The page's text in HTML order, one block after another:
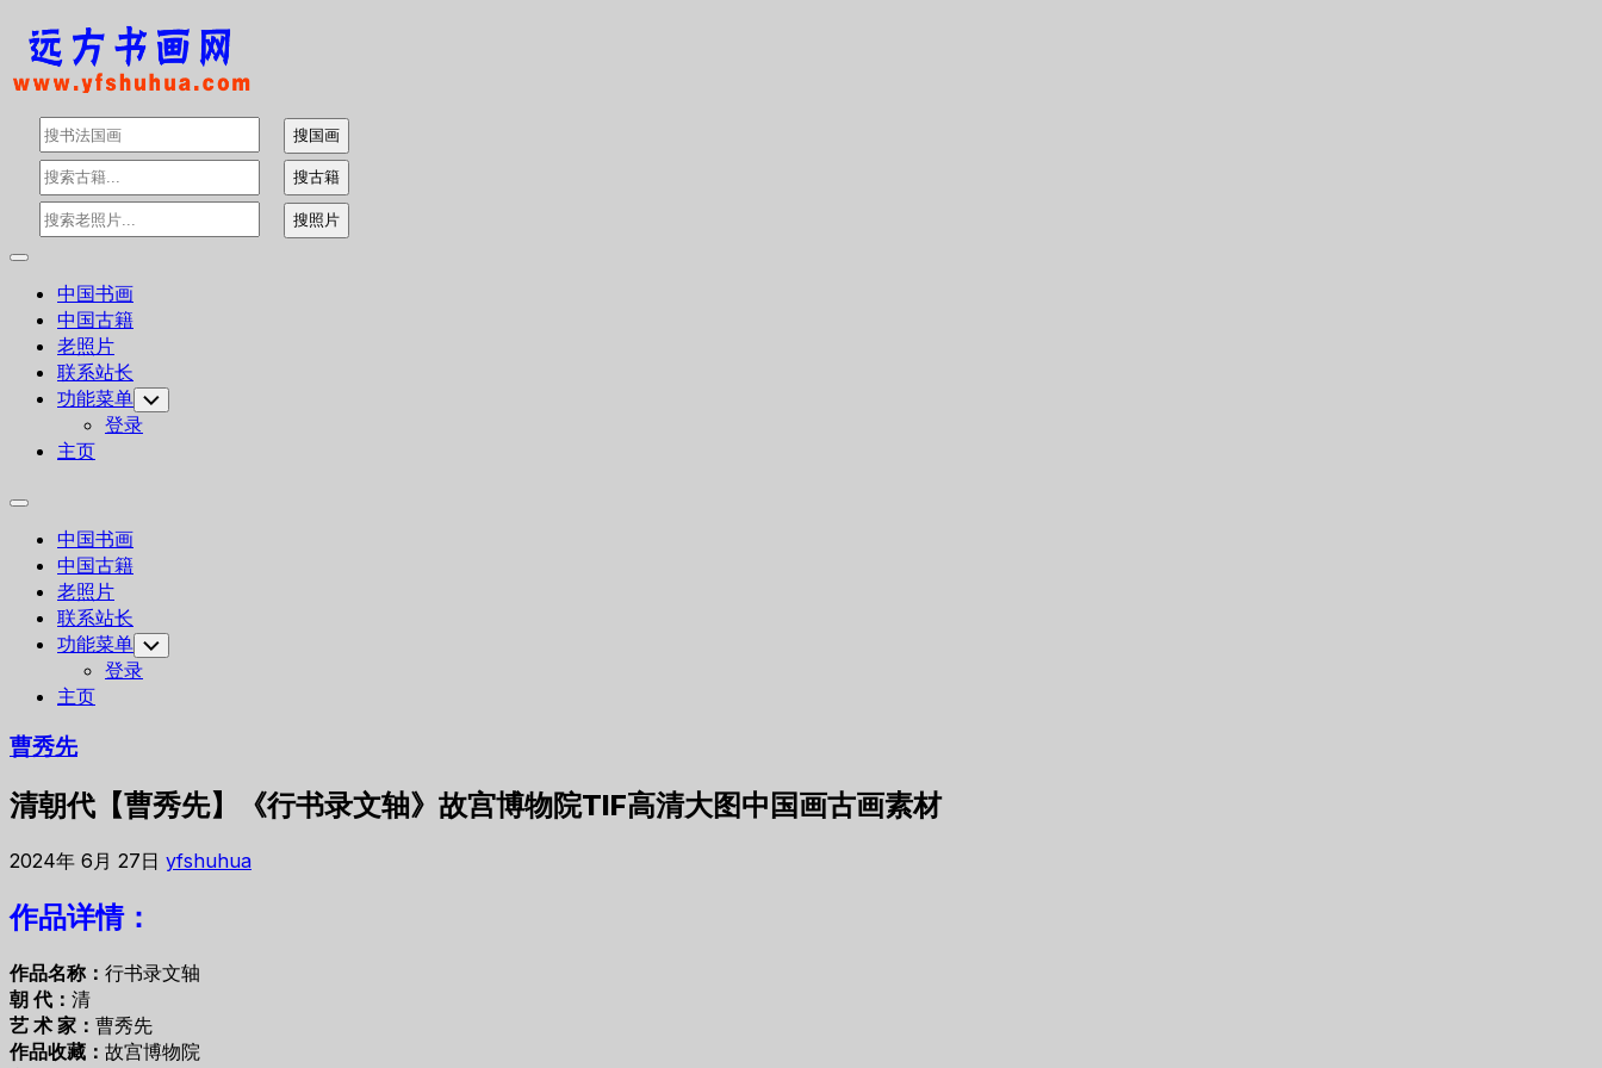
Skip
content
Expand
中国书画
中国古籍
老照片
联系站长
功能菜单 Toggle
Child
Menu
登录
主页
Expand
中国书画
中国古籍
老照片
联系站长
功能菜单 Toggle
Child
Menu
登录
主页
曹秀先
清朝代【曹秀先】《行书录文轴》故宫博物院TIF高清大图中国画古画素材
2024年 6月 27日 yfshuhua
作品详情：
作品名称： 行书录文轴
朝 代： 清
艺 术 家： 曹秀先
作品收藏： 故宫博物院